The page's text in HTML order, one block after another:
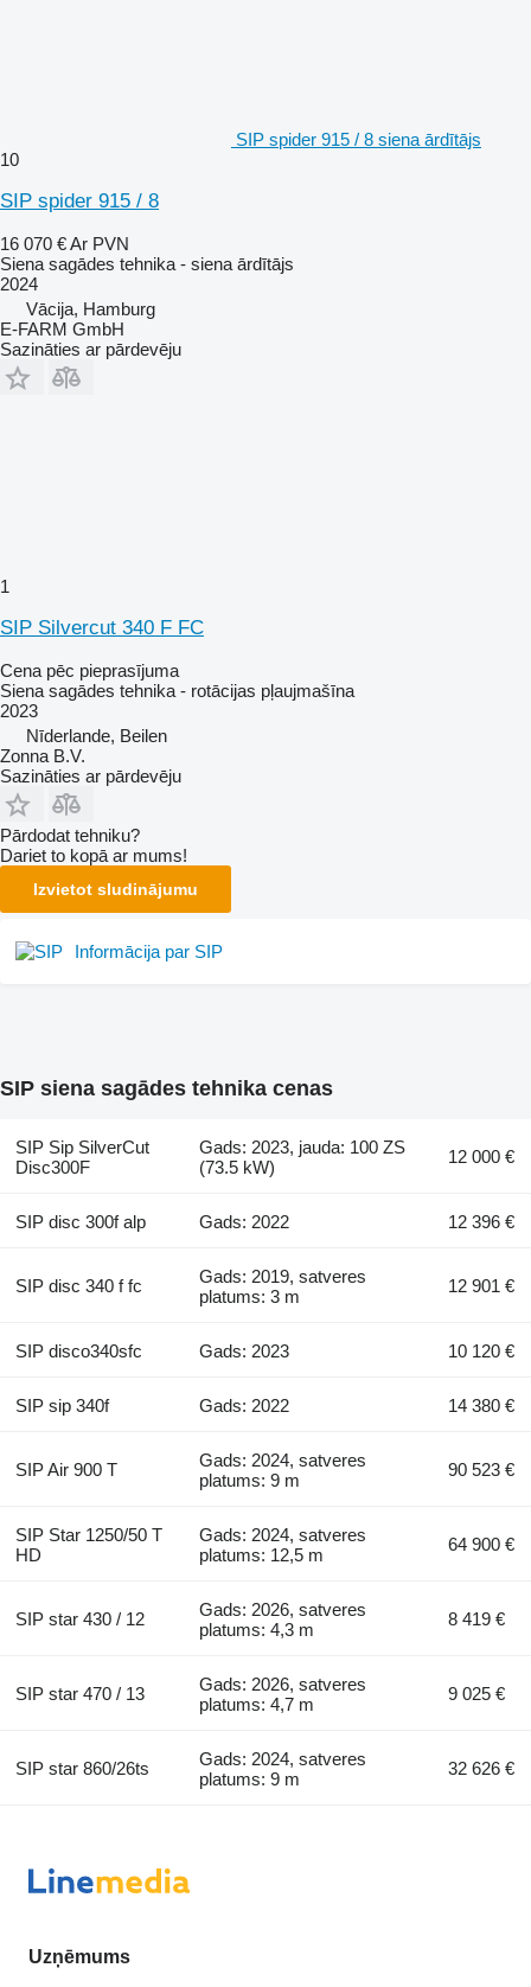
SIP spider 915 / 8 siena ārdītājs
10
SIP spider 915 / 8
16 070 €Ar PVN
Siena sagādes tehnika - siena ārdītājs
2024
Vācija, Hamburg
E-FARM GmbH
Sazināties ar pārdevēju
1
SIP Silvercut 340 F FC
Cena pēc pieprasījuma
Siena sagādes tehnika - rotācijas pļaujmašīna
2023
Nīderlande, Beilen
Zonna B.V.
Sazināties ar pārdevēju
Pārdodat tehniku?
Dariet to kopā ar mums!
Izvietot sludinājumu
Informācija par SIP
SIP siena sagādes tehnika cenas
SIP Sip SilverCut
Disc300F
Gads: 2023, jauda: 100 ZS
(73.5 kW)
12 000 €
SIP disc 300f alp Gads: 2022 12 396 €
SIP disc 340 f fc
Gads: 2019, satveres
platums: 3 m
12 901 €
SIP disco340sfc Gads: 2023 10 120 €
SIP sip 340f Gads: 2022 14 380 €
SIP Air 900 T
Gads: 2024, satveres
platums: 9 m
90 523 €
SIP Star 1250/50 T
HD
Gads: 2024, satveres
platums: 12,5 m
64 900 €
SIP star 430 / 12
Gads: 2026, satveres
platums: 4,3 m
8 419 €
SIP star 470 / 13
Gads: 2026, satveres
platums: 4,7 m
9 025 €
SIP star 860/26ts
Gads: 2024, satveres
platums: 9 m
32 626 €
Uzņēmums